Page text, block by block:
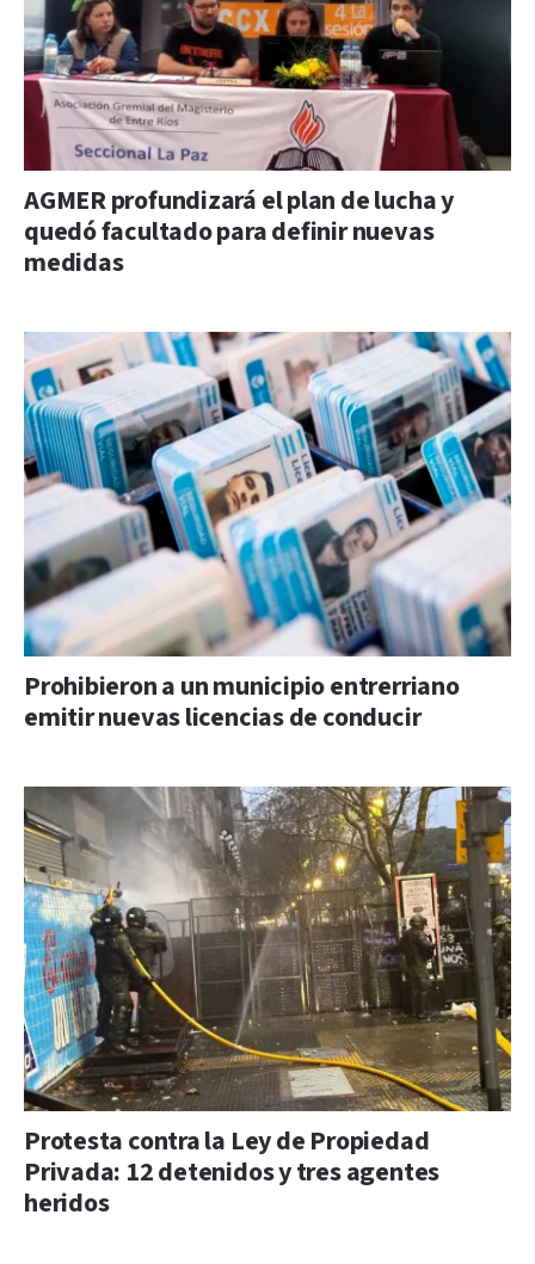
AGMER profundizará el plan de lucha y
quedó facultado para definir nuevas
medidas
Prohibieron a un municipio entrerriano
emitir nuevas licencias de conducir
Protesta contra la Ley de Propiedad
Privada: 12 detenidos y tres agentes
heridos